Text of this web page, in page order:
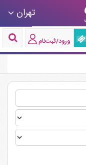
تهران
ورود/ثبت‌نام